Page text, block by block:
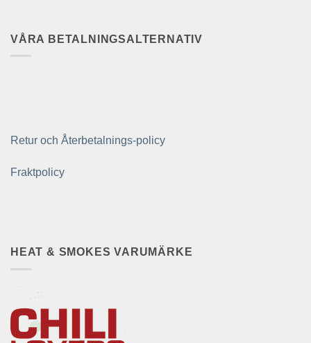
VÅRA BETALNINGSALTERNATIV
Retur och Återbetalnings-policy
Fraktpolicy
HEAT & SMOKES VARUMÄRKE